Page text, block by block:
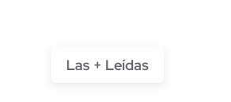
Las + Leídas